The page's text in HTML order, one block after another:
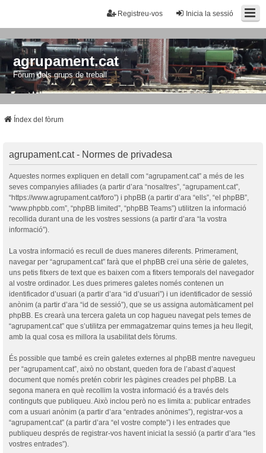
Inicia la sessió
Registreu-vos
agrupament.cat
Fòrum dels grups de treball
Índex del fòrum
agrupament.cat - Normes de privadesa
Aquestes normes expliquen en detall com “agrupament.cat” a més de les
seves companyies afiliades (a partir d’ara “nosaltres”, “agrupament.cat”,
“https://www.agrupament.cat/foro”) i phpBB (a partir d’ara “ells”, “el phpBB”,
“www.phpbb.com”, “phpBB limited”, “phpBB Teams”) utilitzen la informació
recollida durant una de les vostres sessions (a partir d’ara “la vostra
informació”).
La vostra informació es recull de dues maneres diferents. Primerament,
navegar per “agrupament.cat” farà que el phpBB creï una sèrie de galetes,
uns petis fitxers de text que es baixen com a fitxers temporals del navegador
al vostre ordinador. Les dues primeres galetes només contenen un
identificador d’usuari (a partir d’ara “id d’usuari”) i un identificador de sessió
anònim (a partir d’ara “id de sessió”), que se us assigna automàticament pel
phpBB. Es crearà una tercera galeta un cop hagueu navegat pels temes de
“agrupament.cat” que s’utilitza per emmagatzemar quins temes ja heu llegit,
amb la qual cosa es millora la usabilitat dels fòrums.
És possible que també es creïn galetes externes al phpBB mentre navegueu
per “agrupament.cat”, això no obstant, queden fora de l’abast d’aquest
document que només pretén cobrir les pàgines creades pel phpBB. La
segona manera en què recollim la vostra informació és a través dels
continguts que publiqueu. Això inclou però no es limita a: publicar entrades
com a usuari anònim (a partir d’ara “entrades anònimes”), registrar-vos a
“agrupament.cat” (a partir d’ara “el vostre compte”) i les entrades que
publiqueu després de registrar-vos havent iniciat la sessió (a partir d’ara “les
vostres entrades”).